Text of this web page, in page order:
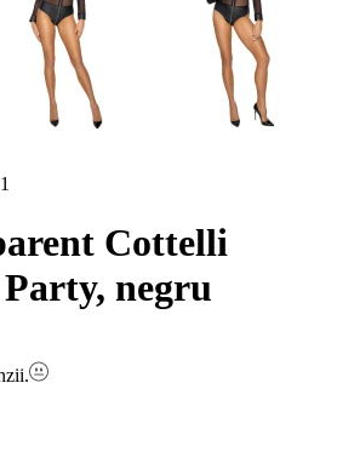
Cottelli
negru